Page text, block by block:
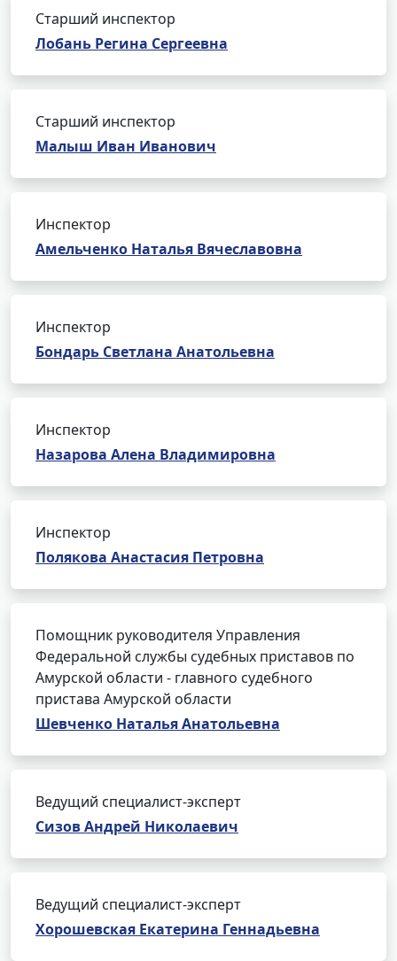
Старший инспектор
Лобань Регина Сергеевна
Старший инспектор
Малыш Иван Иванович
Инспектор
Амельченко Наталья Вячеславовна
Инспектор
Бондарь Светлана Анатольевна
Инспектор
Назарова Алена Владимировна
Инспектор
Полякова Анастасия Петровна
Помощник руководителя Управления
Федеральной службы судебных приставов по
Амурской области - главного судебного
пристава Амурской области
Шевченко Наталья Анатольевна
Ведущий специалист-эксперт
Сизов Андрей Николаевич
Ведущий специалист-эксперт
Хорошевская Екатерина Геннадьевна